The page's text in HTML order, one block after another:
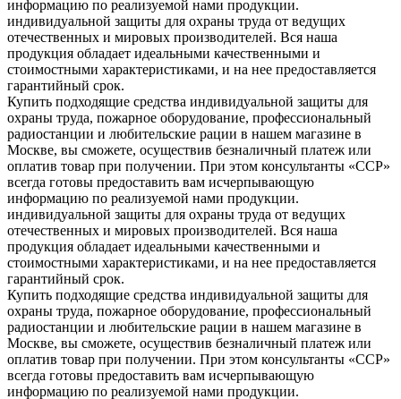
информацию по реализуемой нами продукции.
индивидуальной защиты для охраны труда от ведущих
отечественных и мировых производителей. Вся наша
продукция обладает идеальными качественными и
стоимостными характеристиками, и на нее предоставляется
гарантийный срок.
Купить подходящие средства индивидуальной защиты для
охраны труда, пожарное оборудование, профессиональный
радиостанции и любительские рации в нашем магазине в
Москве, вы сможете, осуществив безналичный платеж или
оплатив товар при получении. При этом консультанты «ССР»
всегда готовы предоставить вам исчерпывающую
информацию по реализуемой нами продукции.
индивидуальной защиты для охраны труда от ведущих
отечественных и мировых производителей. Вся наша
продукция обладает идеальными качественными и
стоимостными характеристиками, и на нее предоставляется
гарантийный срок.
Купить подходящие средства индивидуальной защиты для
охраны труда, пожарное оборудование, профессиональный
радиостанции и любительские рации в нашем магазине в
Москве, вы сможете, осуществив безналичный платеж или
оплатив товар при получении. При этом консультанты «ССР»
всегда готовы предоставить вам исчерпывающую
информацию по реализуемой нами продукции.